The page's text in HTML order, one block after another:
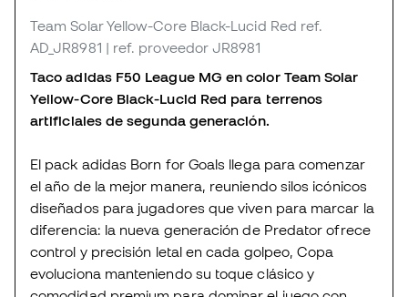
Team Solar Yellow-Core Black-Lucid Red ref.
AD_JR8981 | ref. proveedor JR8981
Taco adidas F50 League MG en color Team Solar
Yellow-Core Black-Lucid Red para terrenos
artificiales de segunda generación.
El pack adidas Born for Goals llega para comenzar
el año de la mejor manera, reuniendo silos icónicos
diseñados para jugadores que viven para marcar la
diferencia: la nueva generación de Predator ofrece
control y precisión letal en cada golpeo, Copa
evoluciona manteniendo su toque clásico y